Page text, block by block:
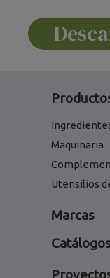
Maquinaria
Utensilios
Marcas